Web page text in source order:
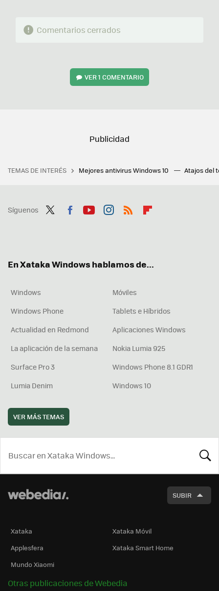
Comentarios cerrados
VER1 COMENTARIO
TEMAS DE INTERÉS Mejores antivirus Windows 10 Atajos del
Síguenos
En Xataka Windows hablamos de...
Windows
Móviles
Windows Phone
Tablets e Híbridos
Actualidad en Redmond
Aplicaciones Windows
La aplicación de la semana
Nokia Lumia 925
Surface Pro 3
Windows Phone 8.1 GDR1
Lumia Denim
Windows 10
VER MÁS TEMAS
SUBIR
Xataka
Xataka Móvil
Applesfera
Xataka Smart Home
Mundo Xiaomi
Otras publicaciones de Webedia